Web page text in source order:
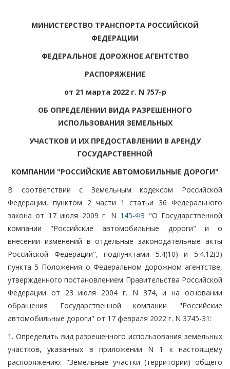
МИНИСТЕРСТВО ТРАНСПОРТА РОССИЙСКОЙ
ФЕДЕРАЦИИ
ФЕДЕРАЛЬНОЕ ДОРОЖНОЕ АГЕНТСТВО
РАСПОРЯЖЕНИЕ
от 21 марта 2022 г. N 757-р
ОБ ОПРЕДЕЛЕНИИ ВИДА РАЗРЕШЕННОГО
ИСПОЛЬЗОВАНИЯ ЗЕМЕЛЬНЫХ
УЧАСТКОВ И ИХ ПРЕДОСТАВЛЕНИИ В АРЕНДУ
ГОСУДАРСТВЕННОЙ
КОМПАНИИ "РОССИЙСКИЕ АВТОМОБИЛЬНЫЕ ДОРОГИ"
В соответствии с Земельным кодексом Российской
Федерации, пунктом 2 части 1 статьи 36 Федерального
закона от 17 июля 2009 г. N 145-ФЗ "О Государственной
компании "Российские автомобильные дороги" и о
внесении изменений в отдельные законодательные акты
Российской Федерации", подпунктами 5.4(10) и 5.4.12(3)
пункта 5 Положения о Федеральном дорожном агентстве,
утвержденного постановлением Правительства Российской
Федерации от 23 июля 2004 г. N 374, и на основании
обращения Государственной компании "Российские
автомобильные дороги" от 17 февраля 2022 г. N 3745-31:
1. Определить вид разрешенного использования земельных
участков, указанных в приложении N 1 к настоящему
распоряжению: "Земельные участки (территории) общего